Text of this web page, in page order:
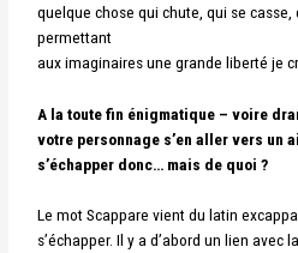
quelque chose qui chute, qui se
permettant
aux imaginaires une grande liberté je
A la toute fin énigmatique – voire
votre personnage s’en aller vers un
s’échapper donc… mais de quoi ?
Le mot Scappare vient du latin
s’échapper.Il y a d’abord un lien avec